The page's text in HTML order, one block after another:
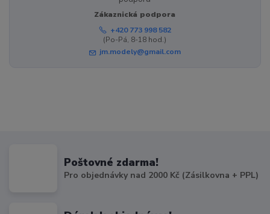
Zákaznická podpora
+420 773 998 582
(Po-Pá, 8-18 hod.)
jm.modely@gmail.com
Poštovné zdarma!
Pro objednávky nad 2000 Kč (Zásilkovna + PPL)